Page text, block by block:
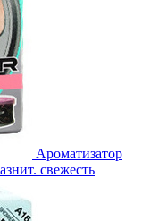
Ароматизатор
свежесть